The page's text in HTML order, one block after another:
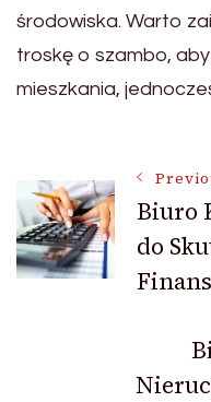
środowiska. Warto
troskę o szambo,
mieszkania,
Post
Biuro
do